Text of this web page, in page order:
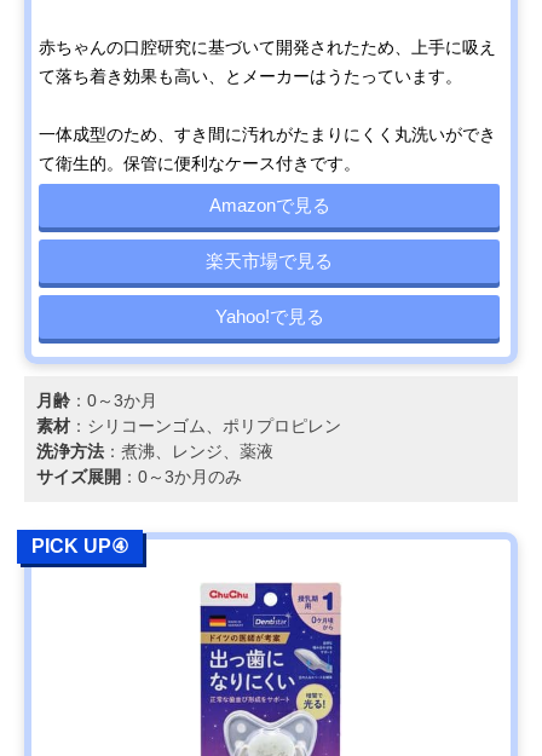
赤ちゃんの口腔研究に基づいて開発されたため、上手に吸え
て落ち着き効果も高い、とメーカーはうたっています。
一体成型のため、すき間に汚れがたまりにくく丸洗いができ
て衛生的。保管に便利なケース付きです。
Amazonで見る
楽天市場で見る
Yahoo!で見る
月齢 ：0～3か月
素材 ：シリコーンゴム、ポリプロピレン
洗浄方法 ：煮沸、レンジ、薬液
サイズ展開 ：0～3か月のみ
PICK UP④